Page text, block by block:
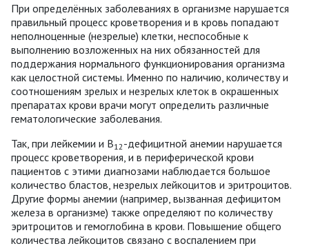
При определённых заболеваниях в организме нарушается
правильный процесс кроветворения и в кровь попадают
неполноценные (незрелые) клетки, неспособные к
выполнению возложенных на них обязанностей для
поддержания нормального функционирования организма
как целостной системы. Именно по наличию, количеству и
соотношениям зрелых и незрелых клеток в окрашенных
препаратах крови врачи могут определить различные
гематологические заболевания.
Так, при лейкемии и В12 -дефицитной анемии нарушается
процесс кроветворения, и в периферической крови
пациентов с этими диагнозами наблюдается большое
количество бластов, незрелых лейкоцитов и эритроцитов.
Другие формы анемии (например, вызванная дефицитом
железа в организме) также определяют по количеству
эритроцитов и гемоглобина в крови. Повышение общего
количества лейкоцитов связано с воспалением при